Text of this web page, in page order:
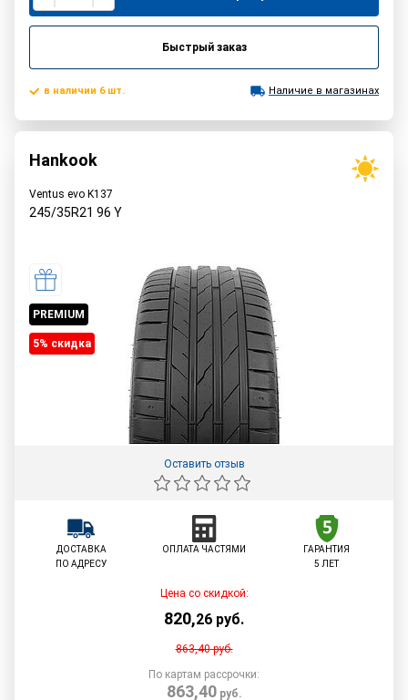
Быстрый заказ
в наличии 6 шт. Наличие в магазинах
Hankook
Ventus evo K137
245/35R21 96 Y
PREMIUM
5% cкидка
Оставить отзыв
ДОСТАВКА
ПО АДРЕСУ
ОПЛАТА ЧАСТЯМИ
ГАРАНТИЯ
5 ЛЕТ
Цена со скидкой:
820,26 руб.
863,40руб.
По картам рассрочки:
863,40руб.